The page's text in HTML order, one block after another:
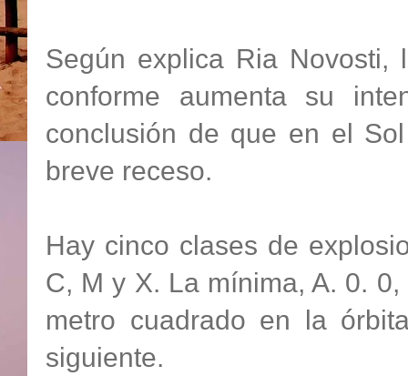
Según explica Ria Novosti,
conforme aumenta su
conclusión de que en el
breve receso.
Hay cinco clases de
C, M y X. La mínima, A. 0.
metro cuadrado en la
siguiente.